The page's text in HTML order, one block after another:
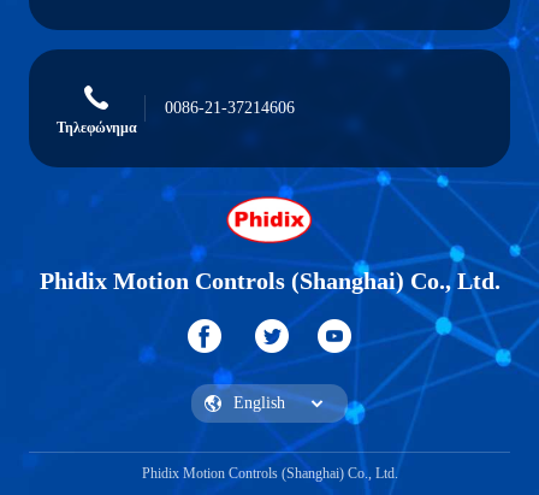
Τηλεφώνημα
0086-21-37214606
Phidix Motion Controls (Shanghai) Co., Ltd.
Phidix Motion Controls (Shanghai) Co., Ltd.